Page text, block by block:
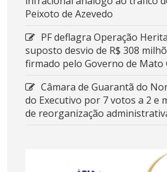
Peixoto de Azevedo
PF deflagra Operação
suposto desvio de R$ 308
firmado pelo Governo de Mato
Câmara de Guarantã do
do Executivo por 7 votos a 2 e
de reorganização